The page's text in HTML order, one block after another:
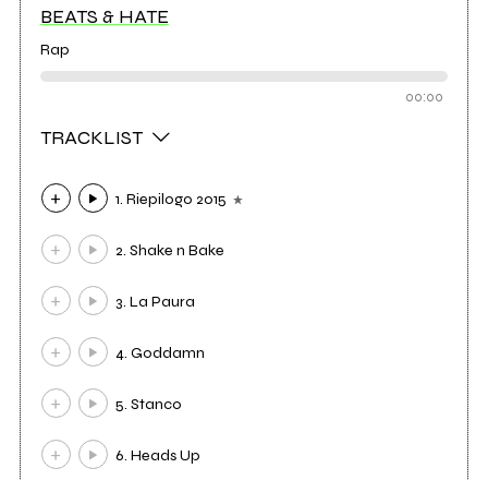
BEATS & HATE
Rap
00:00
TRACKLIST
1. Riepilogo 2015
2. Shake n Bake
3. La Paura
4. Goddamn
5. Stanco
6. Heads Up